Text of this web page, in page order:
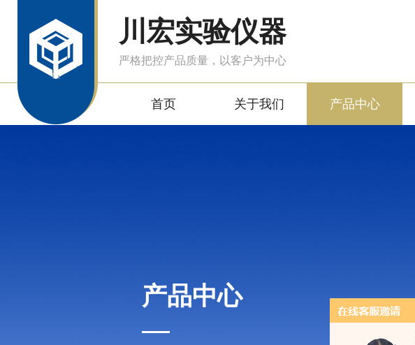
川宏实验仪器
严格把控产品质量，以客户为中心
首页 关于我们 产品中心
产品中心